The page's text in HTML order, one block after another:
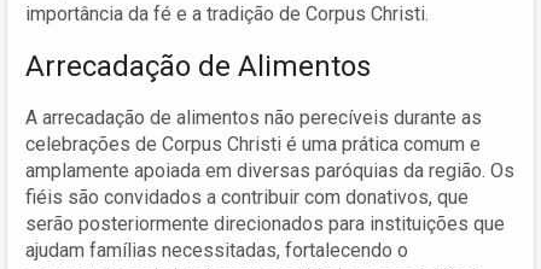
importância da fé e a tradição de Corpus Christi.
Arrecadação de Alimentos
A arrecadação de alimentos não perecíveis durante as
celebrações de Corpus Christi é uma prática comum e
amplamente apoiada em diversas paróquias da região. Os
fiéis são convidados a contribuir com donativos, que
serão posteriormente direcionados para instituições que
ajudam famílias necessitadas, fortalecendo o